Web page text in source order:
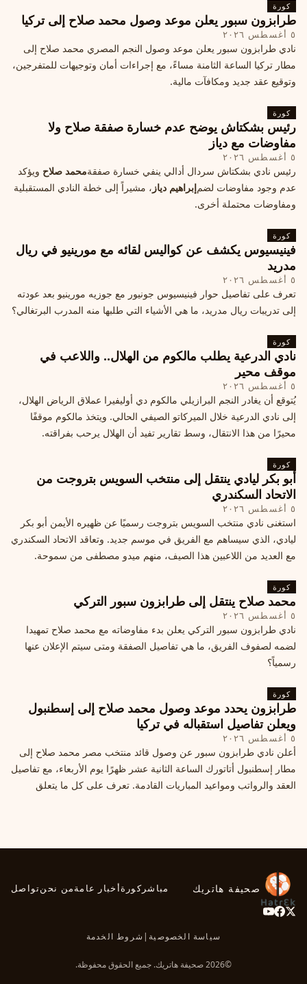
كورة
طرابزون سبور يعلن موعد وصول محمد صلاح إلى تركيا
٥ أغسطس ٢٠٢٦
نادي طرابزون سبور يعلن موعد وصول النجم المصري محمد صلاح إلى
مطار تركيا الساعة الثامنة مساءً، مع إجراءات أمان وتوجيهات للمتفرجين،
وتوقيع عقد جديد ومكافآت مالية.
كورة
رئيس بشكتاش يوضح عدم خسارة صفقة صلاح ولا
مفاوضات مع دياز
٥ أغسطس ٢٠٢٦
رئيس نادي بشكتاش سردال أدالي ينفي خسارة صفقةمحمد صلاح ويؤكد
عدم وجود مفاوضات لضمإبراهيم دياز ، مشيراً إلى خطة النادي المستقبلية
ومفاوضات محتملة أخرى.
كورة
فينيسيوس يكشف عن كواليس لقائه مع مورينيو في ريال
مدريد
٥ أغسطس ٢٠٢٦
تعرف على تفاصيل حوار فينيسيوس جونيور مع جوزيه مورينيو بعد عودته
إلى تدريبات ريال مدريد، ما هي الأشياء التي طلبها منه المدرب البرتغالي؟
كورة
نادي الدرعية يطلب مالكوم من الهلال.. واللاعب في
موقف محير
٥ أغسطس ٢٠٢٦
يُتوقع أن يغادر النجم البرازيلي مالكوم دي أوليفيرا عملاق الرياض الهلال،
إلى نادي الدرعية خلال الميركاتو الصيفي الحالي. ويتخذ مالكوم موقفًا
محيرًا من هذا الانتقال، وسط تقارير تفيد أن الهلال يرحب بفراقته.
كورة
أبو بكر ليادي ينتقل إلى منتخب السويس بتروجت من
الاتحاد السكندري
٥ أغسطس ٢٠٢٦
استغنى نادي منتخب السويس بتروجت رسميًا عن ظهيره الأيمن أبو بكر
ليادي، الذي سيساهم مع الفريق في موسم جديد. وتعاقد الاتحاد السكندري
مع العديد من اللاعبين هذا الصيف، منهم ميدو مصطفى من سموحة.
كورة
محمد صلاح ينتقل إلى طرابزون سبور التركي
٥ أغسطس ٢٠٢٦
نادي طرابزون سبور التركي يعلن بدء مفاوضاته مع محمد صلاح تمهيدا
لضمه لصفوف الفريق، ما هي تفاصيل الصفقة ومتى سيتم الإعلان عنها
رسمياً؟
كورة
طرابزون يحدد موعد وصول محمد صلاح إلى إسطنبول
ويعلن تفاصيل استقباله في تركيا
٥ أغسطس ٢٠٢٦
أعلن نادي طرابزون سبور عن وصول قائد منتخب مصر محمد صلاح إلى
مطار إسطنبول أتاتورك الساعة الثانية عشر ظهرًا يوم الأربعاء، مع تفاصيل
العقد والرواتب ومواعيد المباريات القادمة. تعرف على كل ما يتعلق
صحيفة هاتريك مباشر كورةأخبار عامةمن نحنتواصل
سياسة الخصوصية | شروط الخدمة
©2026 صحيفة هاتريك. جميع الحقوق محفوظة.